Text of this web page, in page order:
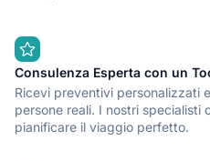
Consulenza Esperta con un
Ricevi preventivi personalizzati
persone reali. I nostri specialisti
pianificare il viaggio perfetto.